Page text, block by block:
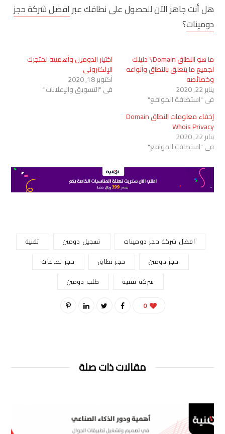
هل أنت جاهز الآن للحصول على نطاقك عبرافضل شركة حجز
دومينات؟
ما هو النطاق Domain؟ دليلك
لجميع ما يتعلق بالنطاق وأنواعه
وخصائصه
يناير 22, 2020
في "استضافة المواقع"
اختيار الدومين وأهميته لمتجرك
الإلكتروني
أكتوبر 18, 2020
في "التسويق والإعلانات"
إخفاء معلومات النطاق Domain
Whois Privacy
يناير 22, 2020
في "استضافة المواقع"
افضل شركة حجز دومينات تسجيل دومين
تقنية
حجز دومين
حجز نطاق
حجز نطاقات
شركة تقنية
طلب دومين
0
مقالات ذات صلة